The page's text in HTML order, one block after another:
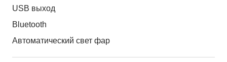
USB выход
Bluetooth
Автоматический свет фар